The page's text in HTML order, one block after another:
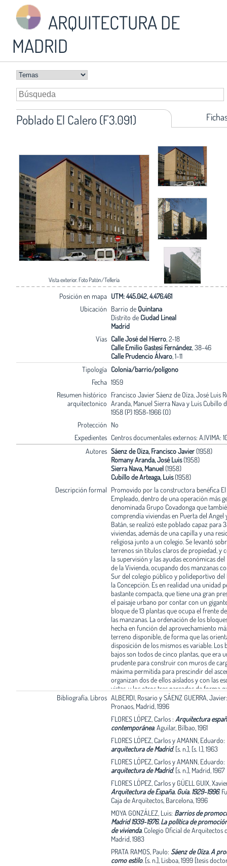
ARQUITECTURA DE
MADRID
Poblado El Calero (F3.091)
Vista exterior. Foto Patón/Tellería
Posición en mapa UTM: 445.042, 4.476.461
Ubicación Barrio de Quintana
Distrito de Ciudad Lineal
Madrid
Vías Calle José del Hierro, 2-18
Calle Emilio Gastesi Fernández, 38-46
Calle Prudencio Álvaro, 1-11
Tipología Colonia/barrio/polígono
Fecha 1959
Resumen histórico
arquitectonico
Francisco Javier Sáenz de Oíza, José Luis
Aranda, Manuel Sierra Nava y Luis Cubillo
1958 (P) 1958-1966 (O)
Protección No
Expedientes Centros documentales externos: A.IVIMA:
Autores Sáenz de Oiza, Francisco Javier(1958)
Romany Aranda, José Luis(1958)
Sierra Nava, Manuel(1958)
Cubillo de Arteaga, Luis(1958)
Descripción formal Promovido por la constructora benéfica El
Empleado, dentro de una operación más
denominada Grupo Covadonga que
comprendía viviendas en Puerta del Angel
Batán, se realizó este poblado capaz para
viviendas, además de una capilla y una
religiosa junto a un colegio. Se levantó
terrenos sin títulos claros de propiedad, y
la supervisión y las ayudas económicas
de la Vivienda, ocupando dos manzanas
Sur del colegio público y polideportivo del
la Concepción. Es en realidad una unidad
bastante compacta, que tiene una gran
el paisaje urbano por contar con un
bloque de 13 plantas que ocupa el frente
las manzanas. La ordenación de los
hecha en función del aprovechamiento
terreno disponible, de forma que las
disposición de los mismos es variable. Los
bajos son todos de cinco plantas, que era
prudente para construir con muros de
máxima permitida para prescindir del
organizan dos de ellos aislados y con las
vistas, y los otros tres pareados de forma
escaleras quedan enfrentadas, dividiendo
de patios interiores. El estado original sólo
apreciarse en los primeros, que aun con
acristaladas y sin los fraileros abatibles
aplacado original de losetas de piedra
modulaba la retícula de huecos y daba
depurada geometría de las fachadas. El
plantas tiene una altura excesiva, pero
con acierto del lado septentrional de la
modo que no quita el sol a las viviendas
su lado Sur, mientras que por su fachada
sombrea los terrenos libres del
este bloque un original planteamiento de
alternos, de forma que cada dos pisos se
una fachada y en cada dos siguientes a la
en correspondencia con el desfase que se
en la colocación de los pisos que van
media altura de la una a la otra. Todo el
corredores, que estaba concebido por su
como de espacios de relación vecinal,
Bibliografía. Libros ALBERDI, Rosario y SÁENZ GUERRA, Javier:
Pronaos, Madrid, 1996
FLORES LÓPEZ, Carlos : Arquitectura
contemporánea. Aguilar, Bilbao, 1961
FLORES LÓPEZ, Carlos y AMANN, Eduardo:
arquitectura de Madrid. [s. n.], [s. l.], 1963
FLORES LÓPEZ, Carlos y AMANN, Eduardo:
arquitectura de Madrid. [s. n.], Madrid, 1967
FLORES LÓPEZ, Carlos y GÜELL GUIX,
Arquitectura de España. Guía. 1929-1996.
Caja de Arquitectos, Barcelona, 1996
MOYA GONZÁLEZ, Luis: Barrios de
Madrid 1939-1976. La pol¡tica de
de vivienda. Colegio Oficial de Arquitectos
Madrid, 1983
PRATA RAMOS, Paulo: Sáenz de Oíza. A
como estilo. [s. n.], Lisboa, 1999 [tesis